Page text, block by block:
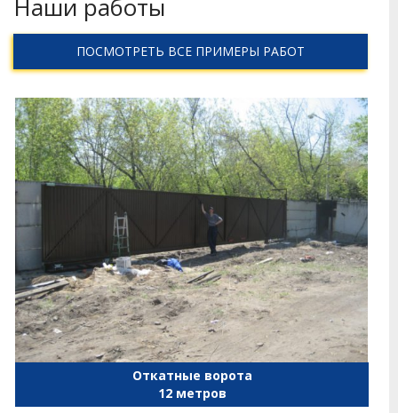
Наши работы
ПОСМОТРЕТЬ ВСЕ ПРИМЕРЫ РАБОТ
Откатные ворота
12 метров